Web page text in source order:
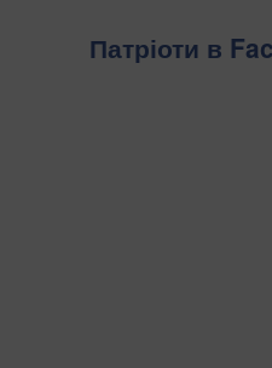
Патріоти в